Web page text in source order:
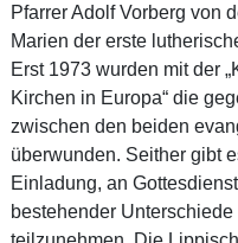
Pfarrer Adolf Vorberg von
Marien der erste
Erst 1973 wurden mit der
Kirchen in Europa“ die
zwischen den beiden
überwunden. Seither gibt
Einladung, an
bestehender